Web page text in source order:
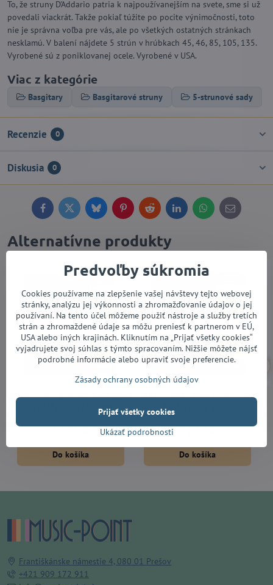
To, že struny D'Addario patria k najpoužívanejším na svete, sme si už
povedali viackrát. Takže pokiaľ túžite po pocite výnimočnosti, toto
nie je správna voľba pre vás, ale po všetkých ostatných stránkach
nesklamú. V balení nájdete 5 strún v hrúbkach 45, 46, 85, 105, 135.
Vyrobené sú z poniklovanej ocele. Vyrobené v USA.
Viac z kategórie
Basgitary Basgitarové struny 5-strunové sady
Recenzie 0
Diskusia 0
FacebookTwitterBlueskyPinterestReddit LinkedInWhatsApp
E-
mail
Alternatívne produkty
Elixir 14202 Bass Nickel Plated
Steel NanoWeb Light
Do košíka
Elixir 14052 Bass NanoWeb
Light/Long Scale
Do košíka
Františkánske námestie 4, 080 01 Prešov
+421 909 172 911
Predvoľby súkromia
Cookies používame na zlepšenie vašej návštevy tejto webovej
stránky, analýzu jej výkonnosti a zhromažďovanie údajov o jej
používaní. Na tento účel môžeme použiť nástroje a služby tretích
strán a zhromaždené údaje sa môžu preniesť k partnerom v EÚ,
USA alebo iných krajinách. Kliknutím na „Prijať všetky cookies“
vyjadrujete svoj súhlas s týmto spracovaním. Nižšie môžete nájsť
podrobné informácie alebo upraviť svoje preferencie.
Zásady ochrany osobných údajov
Ukázať podrobnosti
Prijať všetky cookies